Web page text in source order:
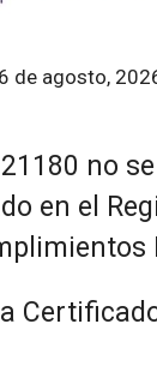
de agosto,
no
en el